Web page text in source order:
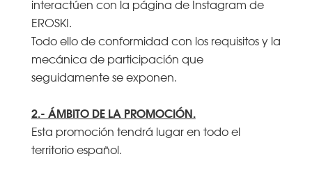
interactúen con la página de Instagram de
EROSKI.
Todo ello de conformidad con los requisitos y la
mecánica de participación que
seguidamente se exponen.
2.- ÁMBITO DE LA PROMOCIÓN.
Esta promoción tendrá lugar en todo el
territorio español.